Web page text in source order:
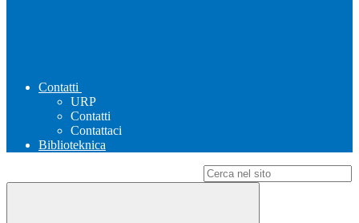
Contatti
URP
Contatti
Contattaci
Biblioteknica